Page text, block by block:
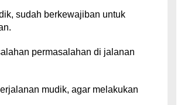
sudah berkewajiban untuk
permasalahan di jalanan
mudik, agar melakukan